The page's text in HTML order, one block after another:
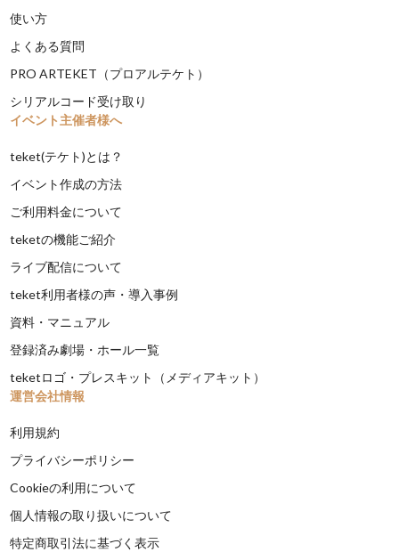
使い方
よくある質問
PRO ARTEKET（プロアルテケト）
シリアルコード受け取り
イベント主催者様へ
teket(テケト)とは？
イベント作成の方法
ご利用料金について
teketの機能ご紹介
ライブ配信について
teket利用者様の声・導入事例
資料・マニュアル
登録済み劇場・ホール一覧
teketロゴ・プレスキット（メディアキット）
運営会社情報
利用規約
プライバシーポリシー
Cookieの利用について
個人情報の取り扱いについて
特定商取引法に基づく表示